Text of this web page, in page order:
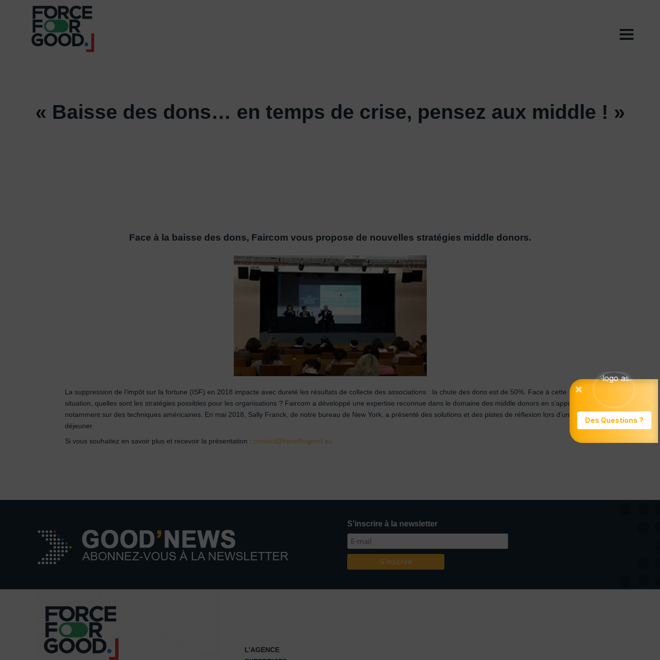
« Baisse des dons… en temps de crise, pensez aux middle ! »
Face à la baisse des dons, Faircom vous propose de nouvelles stratégies middle donors.
La suppression de l’impôt sur la fortune (ISF) en 2018 impacte avec dureté les résultats de collecte des associations : la chute des dons est de 50%. Face à cette
situation, quelles sont les stratégies possibles pour les organisations ? Faircom a développé une expertise reconnue dans le domaine des middle donors en s’appuyant
notamment sur des techniques américaines. En mai 2018, Sally Franck, de notre bureau de New York, a présenté des solutions et des pistes de réflexion lors d’un petit-
déjeuner.
Si vous souhaitez en savoir plus et recevoir la présentation : contact@forceforgood.eu
S'inscrire à la newsletter
L’AGENCE